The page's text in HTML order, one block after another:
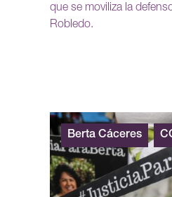
que se moviliza la
Robledo.
Berta Cáceres